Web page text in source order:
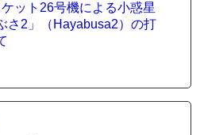
ット26号機による小惑星
さ2」（Hayabusa2）の打